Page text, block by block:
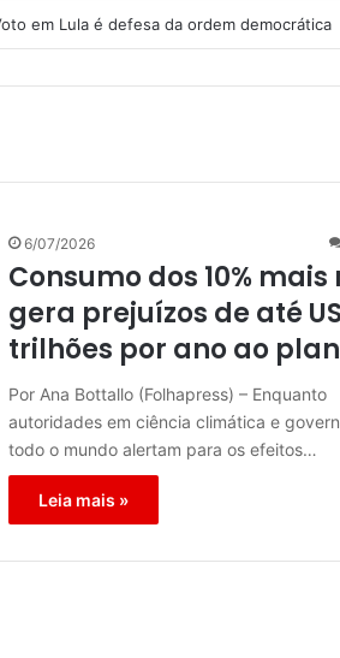
em Lula é defesa da ordem democrática
6/07/2026
Consumo dos 10% mais
gera prejuízos de até
trilhões por ano ao
Por Ana Bottallo (Folhapress) – Enquanto
autoridades em ciência climática e
todo o mundo alertam para os efeitos…
Leia mais »